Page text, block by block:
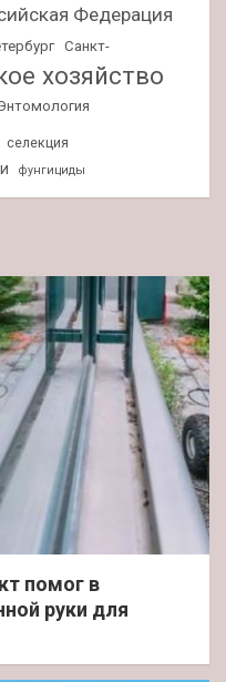
Федерация
Санкт-
хозяйство
селекция
фунгициды
помог в
руки для